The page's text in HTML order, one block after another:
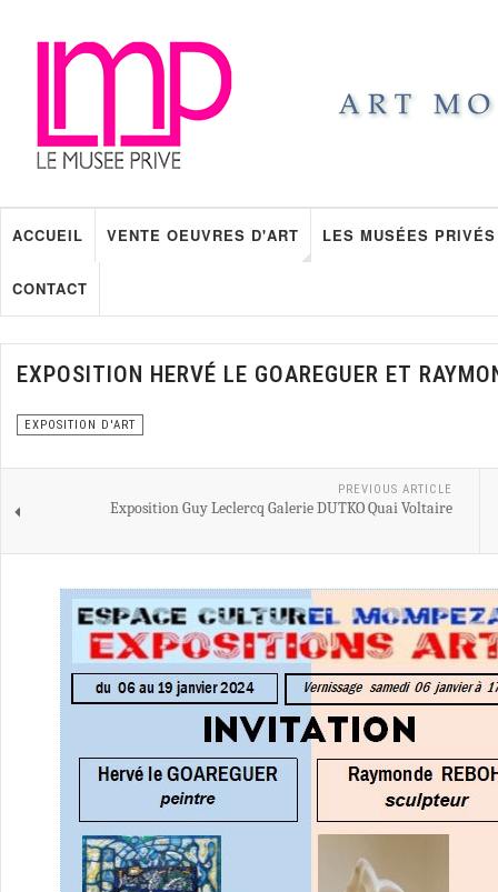
ACCUEIL VENTE OEUVRES D'ART LES MUSÉES PRIVÉS
CONTACT
EXPOSITION HERVÉ LE GOAREGUER ET
EXPOSITION D'ART
PREVIOUS ARTICLE
Exposition Guy Leclercq Galerie DUTKO Quai Voltaire